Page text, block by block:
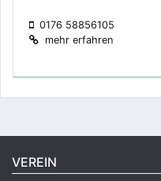
0176 58856105
mehr erfahren
VEREIN